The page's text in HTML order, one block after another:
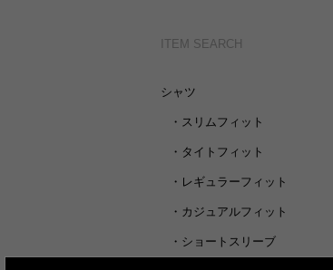
ITEM SEARCH
シャツ
・ スリムフィット
・ タイトフィット
・ レギュラーフィット
・ カジュアルフィット
・ ショートスリーブ